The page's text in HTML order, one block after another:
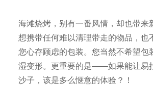
海滩烧烤，别有一番风情，却也带来
想携带任何难以清理带走的物品，也
您心存顾虑的包装。您当然不希望包
湿变形。更重要的是——如果能让易
沙子，该是多么惬意的体验？！